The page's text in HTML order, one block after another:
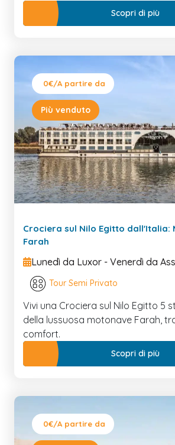
Scopri di più
0€/A partire da
Più venduto
Crociera sul Nilo Egitto dall'Italia:
Farah
Lunedì da Luxor - Venerdì da
Tour Semi Privato
Vivi una Crociera sul Nilo Egitto 5
della lussuosa motonave Farah,
comfort.
Scopri di più
0€/A partire da